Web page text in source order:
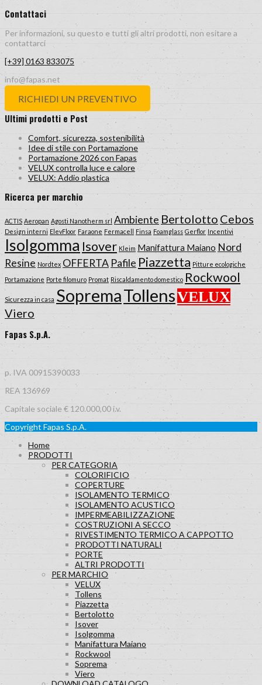
Contattaci
Per informazioni, su questo e tutti gli altri prodotti, non esitare a
contattarci
[+39] 0163 833075
info@fapas.net
RICHIEDI UN PREVENTIVO
Ultimi prodotti e Post
Comfort, sicurezza, sostenibilità
Idee di stile con Portamazione
Portamazione 2026 con Fapas
VELUX controlla luce e calore
VELUX: Addio plastica
Ricerca per marchio
ACTIS Aeropan Agosti Nanotherm srl Ambiente Bertolotto Cebos
Design interni ElevFloor Faraone Fermacell Finsa Foamglass Gerflor Incentivi
Isolgomma Isover Kleim Manifattura Maiano Nord
Resine Nordtex OFFERTA Pafile Piazzetta Pitture ecologiche
Portamazione Porte filomuro Promat Riscaldamento domestico Rockwool
Sicurezza in casa SopremaTollensVELUX
Viero
Fapas S.p.A.
p. IVA 00915390033
REA 136969
Capitale sociale € 120.000,00 i.v.
Copyright Fapas S.p.A.
Home
PRODOTTI
PER CATEGORIA
COLORIFICIO
COPERTURE
ISOLAMENTO TERMICO
ISOLAMENTO ACUSTICO
IMPERMEABILIZZAZIONE
COSTRUZIONI A SECCO
RIVESTIMENTO TERMICO A CAPPOTTO
PRODOTTI NATURALI
PORTE
ALTRI PRODOTTI
PER MARCHIO
VELUX
Tollens
Piazzetta
Bertolotto
Isover
Isolgomma
Manifattura Maiano
Rockwool
Soprema
Viero